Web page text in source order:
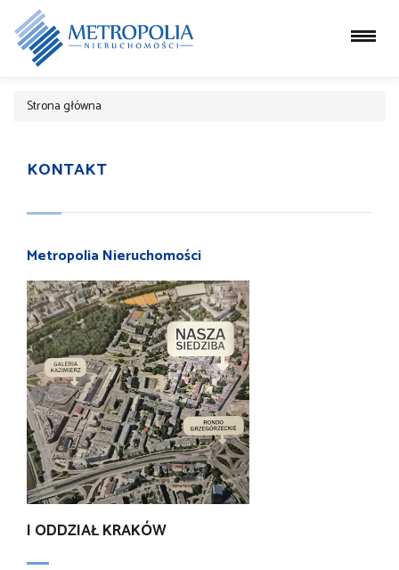
Strona główna
KONTAKT
Metropolia Nieruchomości
I ODDZIAŁ KRAKÓW